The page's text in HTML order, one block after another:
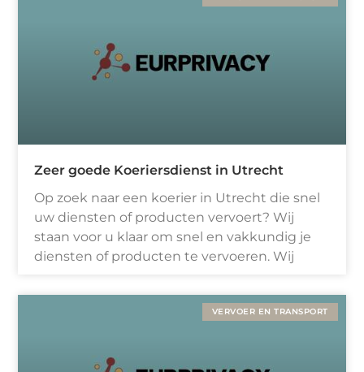
Zeer goede Koeriersdienst in Utrecht
Op zoek naar een koerier in Utrecht die snel
uw diensten of producten vervoert? Wij
staan voor u klaar om snel en vakkundig je
diensten of producten te vervoeren. Wij
VERVOER EN TRANSPORT